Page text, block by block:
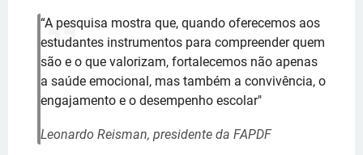
“A pesquisa mostra que, quando oferecemos aos
estudantes instrumentos para compreender quem
são e o que valorizam, fortalecemos não apenas
a saúde emocional, mas também a convivência, o
engajamento e o desempenho escolar"
Leonardo Reisman, presidente da FAPDF